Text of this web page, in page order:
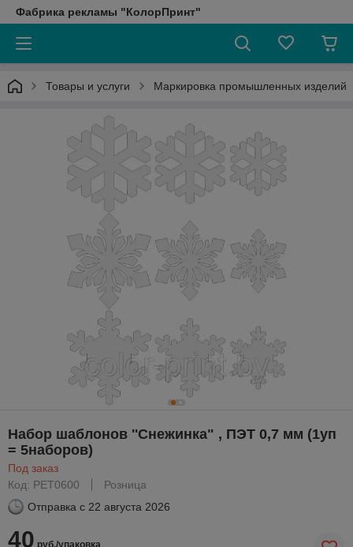
Фабрика рекламы "КолорПринт"
Товары и услуги Маркировка промышленных изделий
Набор шаблонов ''Снежинка" , ПЭТ 0,7 мм (1уп
= 5наборов)
Под заказ
Код: PET0600
Розница
Отправка с 22 августа 2026
40 руб./упаковка